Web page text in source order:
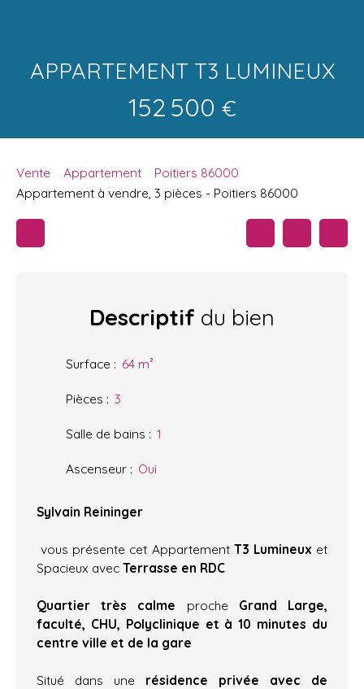
APPARTEMENT T3 LUMINEUX
152 500 €
Vente Appartement
Poitiers 86000
Appartement à vendre, 3 pièces - Poitiers 86000
Descriptif du bien
Surface : 64 m²
Pièces : 3
Salle de bains : 1
Ascenseur : Oui
Sylvain Reininger
vous présente cet AppartementT3 Lumineux et
Spacieux avec Terrasse en RDC
Quartier très calme proche Grand Large,
faculté, CHU, Polyclinique et à 10 minutes du
centre ville et de la gare
Situé dans une résidence privée avec de